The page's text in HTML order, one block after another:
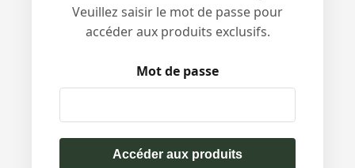
Veuillez saisir le mot de passe pour
accéder aux produits exclusifs.
Mot de passe
Accéder aux produits